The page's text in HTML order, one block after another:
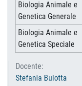
Biologia Animale e
Genetica Generale
Biologia Animale e
Genetica Speciale
Docente:
Stefania Bulotta